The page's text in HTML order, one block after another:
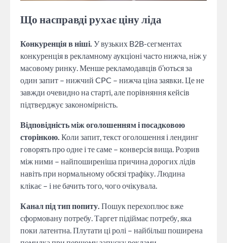
Що насправді рухає ціну ліда
Конкуренція в ніші. У вузьких B2B-сегментах
конкуренція в рекламному аукціоні часто нижча, ніж у
масовому ринку. Менше рекламодавців б’ються за
один запит – нижчий CPC – нижча ціна заявки. Це не
завжди очевидно на старті, але порівняння кейсів
підтверджує закономірність.
Відповідність між оголошенням і посадковою
сторінкою. Коли запит, текст оголошення і лендинг
говорять про одне і те саме – конверсія вища. Розрив
між ними – найпоширеніша причина дорогих лідів
навіть при нормальному обсязі трафіку. Людина
клікає – і не бачить того, чого очікувала.
Канал під тип попиту. Пошук перехоплює вже
сформовану потребу. Таргет підіймає потребу, яка
поки латентна. Плутати ці ролі – найбільш поширена